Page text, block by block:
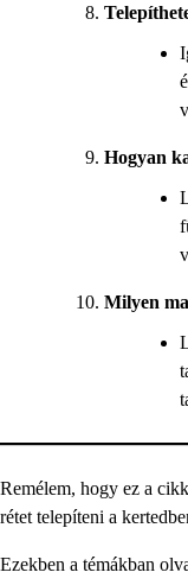
Hogyan
Milyen
Remélem, hogy ez a
rétet telepíteni a
Ezekben a témákban